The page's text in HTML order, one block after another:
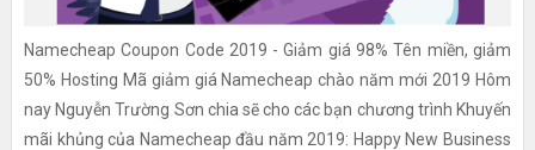
Namecheap Coupon Code 2019 - Giảm giá 98% Tên miền, giảm
50% Hosting Mã giảm giá Namecheap chào năm mới 2019 Hôm
nay Nguyễn Trường Sơn chia sẽ cho các bạn chương trình Khuyến
mãi khủng của Namecheap đầu năm 2019: Happy New Business